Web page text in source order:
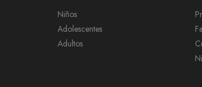
Niños
Adolescentes
Adultos